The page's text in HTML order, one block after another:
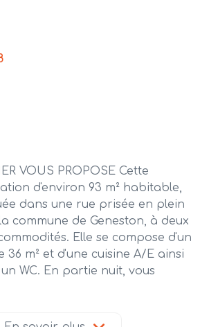
VOUS PROPOSE Cette
d'environ 93 m² habitable,
dans une rue prisée en plein
commune de Geneston, à deux
Elle se compose d'un
36 m² et d'une cuisine A/E ainsi
WC. En partie nuit, vous
avec douche italienne ; un grand